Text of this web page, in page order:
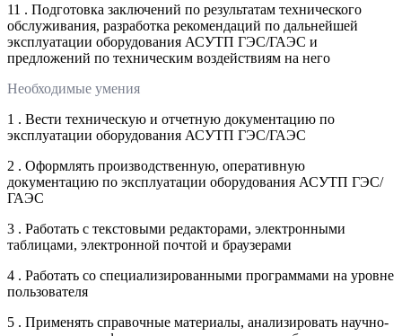
11 . Подготовка заключений по результатам технического
обслуживания, разработка рекомендаций по дальнейшей
эксплуатации оборудования АСУТП ГЭС/ГАЭС и
предложений по техническим воздействиям на него
Необходимые умения
1 . Вести техническую и отчетную документацию по
эксплуатации оборудования АСУТП ГЭС/ГАЭС
2 . Оформлять производственную, оперативную
документацию по эксплуатации оборудования АСУТП ГЭС/
ГАЭС
3 . Работать с текстовыми редакторами, электронными
таблицами, электронной почтой и браузерами
4 . Работать со специализированными программами на уровне
пользователя
5 . Применять справочные материалы, анализировать научно-